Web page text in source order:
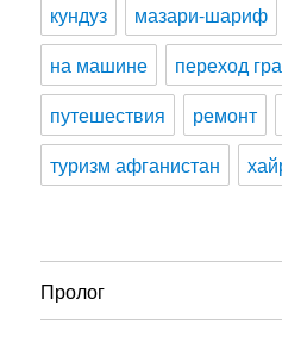
кундуз
мазари-шариф
на машине
переход
путешествия
ремонт
туризм афганистан
Пролог